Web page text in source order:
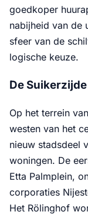
goedkoper
nabijheid van de
sfeer van de
logische keuze.
De Suikerzijde
Op het terrein
westen van het
nieuw stadsdeel
woningen. De
Etta Palmplein,
corporaties
Het Rölinghof